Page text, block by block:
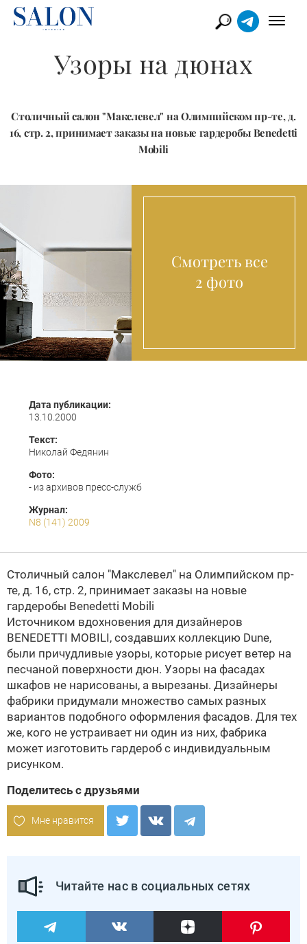
Узоры на дюнах
Столичный салон "Макслевел" на Олимпийском пр-те, д.
16, стр. 2, принимает заказы на новые гардеробы Benedetti
Mobili
Смотреть все
2 фото
Дата публикации:
13.10.2000
Текст:
Николай Федянин
Фото:
- из архивов пресс-служб
Журнал:
N8 (141) 2009
Столичный салон "Макслевел" на Олимпийском пр-
те, д. 16, стр. 2, принимает заказы на новые
гардеробы Benedetti Mobili
Источником вдохновения для дизайнеров
BENEDETTI MOBILI, создавших коллекцию Dune,
были причудливые узоры, которые рисует ветер на
песчаной поверхности дюн. Узоры на фасадах
шкафов не нарисованы, а вырезаны. Дизайнеры
фабрики придумали множество самых разных
вариантов подобного оформления фасадов. Для тех
же, кого не устраивает ни один из них, фабрика
может изготовить гардероб с индивидуальным
рисунком.
Поделитесь с друзьями
Мне нравится
Читайте нас в социальных сетях